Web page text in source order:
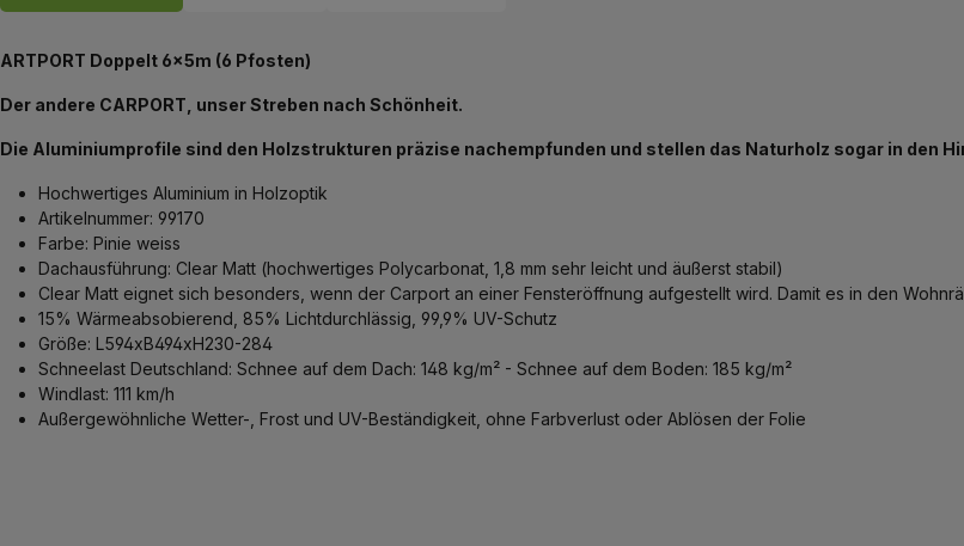
ARTPORT Doppelt 6x5m (6 Pfosten)
Der andere CARPORT, unser Streben nach Schönheit.
Die Aluminiumprofile sind den Holzstrukturen präzise nachempfunden und stellen das Naturholz sogar in den
Hochwertiges Aluminium in Holzoptik
Artikelnummer: 99170
Farbe: Pinie weiss
Dachausführung: Clear Matt (hochwertiges Polycarbonat, 1,8 mm sehr leicht und äußerst stabil)
Clear Matt eignet sich besonders, wenn der Carport an einer Fensteröffnung aufgestellt wird. Damit es in den
15% Wärmeabsobierend, 85% Lichtdurchlässig, 99,9% UV-Schutz
Größe: L594xB494xH230-284
Schneelast Deutschland: Schnee auf dem Dach: 148 kg/m² - Schnee auf dem Boden: 185 kg/m²
Windlast: 111 km/h
Außergewöhnliche Wetter-, Frost und UV-Beständigkeit, ohne Farbverlust oder Ablösen der Folie